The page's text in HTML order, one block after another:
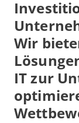
Wir
IT zur